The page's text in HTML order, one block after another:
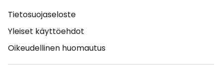
Tietosuojaseloste
Yleiset käyttöehdot
Oikeudellinen huomautus